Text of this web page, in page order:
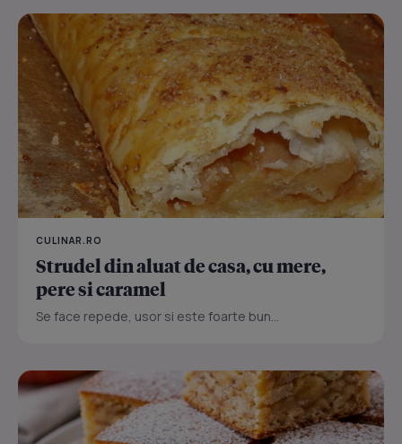
CULINAR.RO
Strudel din aluat de casa, cu mere,
pere si caramel
Se face repede, usor si este foarte bun...